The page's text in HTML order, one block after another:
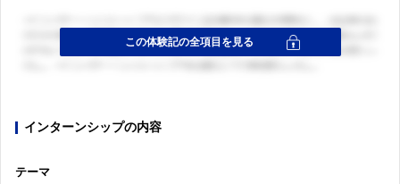
インターンシップの内容
テーマ